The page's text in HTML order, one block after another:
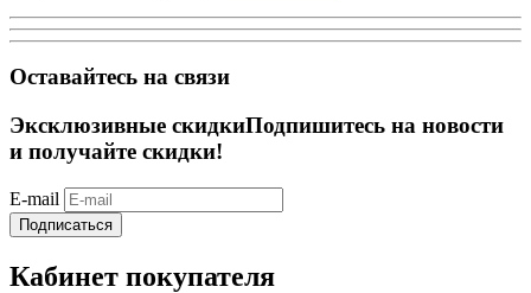
Оставайтесь на связи
Эксклюзивные скидкиПодпишитесь на новости
и получайте скидки!
E-mail
Подписаться
Кабинет покупателя